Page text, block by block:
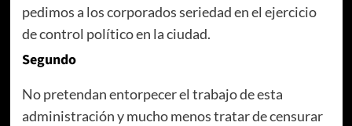
pedimos a los corporados seriedad en el ejercicio
de control político en la ciudad.
Segundo
No pretendan entorpecer el trabajo de esta
administración y mucho menos tratar de censurar